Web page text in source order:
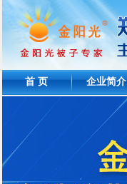
首 页 企业简介